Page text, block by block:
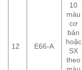
12 E66-A
10
màu
cơ
bản
hoặc
SX
theo